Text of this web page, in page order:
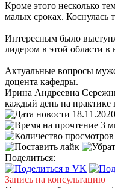
Кроме этого несколько
малых сроках. Коснулась
Интересным было
лидером в этой области в
Актуальные вопросы
доцента кафедры.
Ирина Андреевна
каждый день на практике
18.11.2020
3
Поделиться:
Запись на консультацию